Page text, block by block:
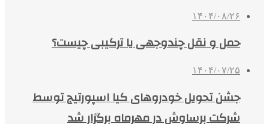
۱۴۰۴/۰۸/۲۶
حمل و نقل چندوجهی یا ترکیبی چیست؟
۱۴۰۴/۰۷/۲۵
جشن تحویل خودروهای کیا اسپورتیج توسط
شرکت برساوش در مهرماه برگزار شد